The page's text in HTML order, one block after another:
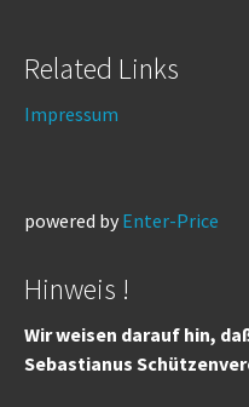
Related Links
Impressum
powered by Enter-Price
Hinweis !
Wir weisen darauf hin,
Sebastianus